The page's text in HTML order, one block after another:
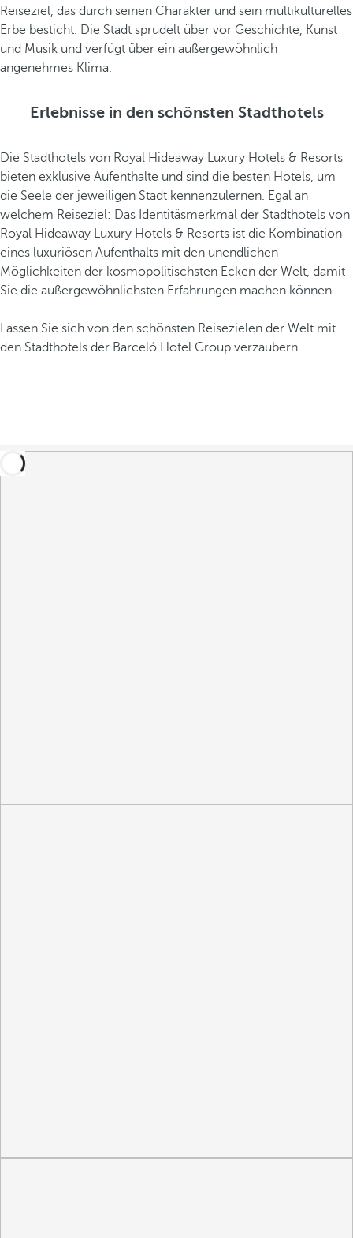
Reiseziel, das durch seinen Charakter und sein multikulturelles
Erbe besticht. Die Stadt sprudelt über vor Geschichte, Kunst
und Musik und verfügt über ein außergewöhnlich
angenehmes Klima.
Erlebnisse in den schönsten Stadthotels
Die Stadthotels von Royal Hideaway Luxury Hotels & Resorts
bieten exklusive Aufenthalte und sind die besten Hotels, um
die Seele der jeweiligen Stadt kennenzulernen. Egal an
welchem Reiseziel: Das Identitäsmerkmal der Stadthotels von
Royal Hideaway Luxury Hotels & Resorts ist die Kombination
eines luxuriösen Aufenthalts mit den unendlichen
Möglichkeiten der kosmopolitischsten Ecken der Welt, damit
Sie die außergewöhnlichsten Erfahrungen machen können.
Lassen Sie sich von den schönsten Reisezielen der Welt mit
den Stadthotels der Barceló Hotel Group verzaubern.